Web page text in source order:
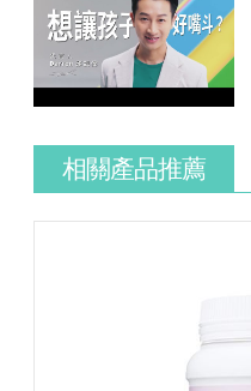
相關產品推薦